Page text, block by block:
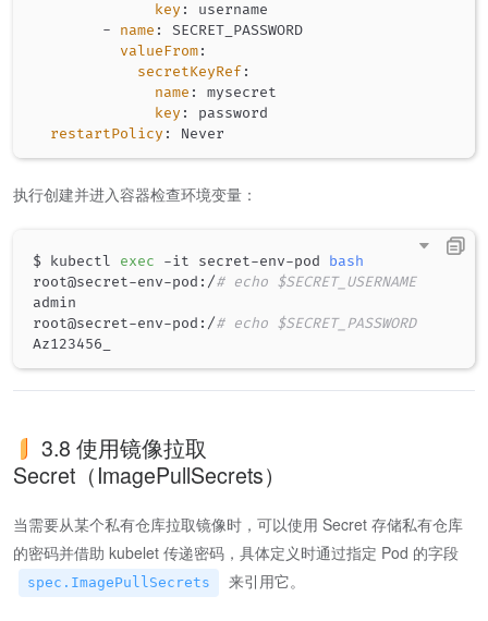
key :
username
-
name :
SECRET_PASSWORD
valueFrom:
secretKeyRef:
name :
mysecret
key :
password
restartPolicy :
执行创建并进入容器检查环境变量：
$ kubectl exec -it secret-env-pod bash
root@secret-env-pod:/# echo $SECRET_USERNAME
admin
root@secret-env-pod:/# echo $SECRET_PASSWORD
3.8 使用镜像拉取
Secret（ImagePullSecrets）
当需要从某个私有仓库拉取镜像时，可以使用 Secret 存储私有仓库
的密码并借助 kubelet 传递密码，具体定义时通过指定 Pod 的字段
spec.ImagePullSecrets 来引用它。